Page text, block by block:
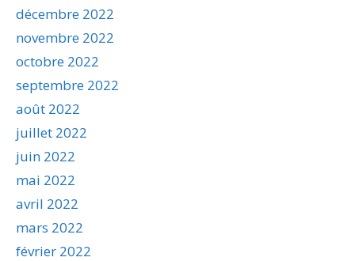
décembre 2022
novembre 2022
octobre 2022
septembre 2022
août 2022
juillet 2022
juin 2022
mai 2022
avril 2022
mars 2022
février 2022